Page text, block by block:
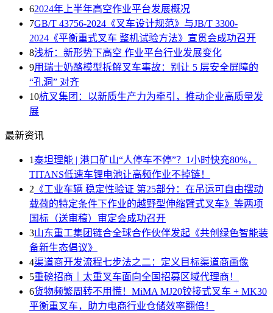
62024年上半年高空作业平台发展概况
7GB/T 43756-2024《叉车设计规范》与JB/T 3300-
2024《平衡重式叉车 整机试验方法》宣贯会成功召开
8浅析：新形势下高空 作业平台行业发展变化
9用瑞士奶酪模型拆解叉车事故：别让 5 层安全屏障的
“孔洞” 对齐
10杭叉集团：以新质生产力为牵引，推动企业高质量发
展
最新资讯
1泰坦理能 | 港口矿山“人停车不停”？1小时快充80%，
TITANS低速车锂电池让高频作业不掉链！
2 《工业车辆 稳定性验证 第25部分：在吊运可自由摆动
载荷的特定条件下作业的越野型伸缩臂式叉车》等两项
国标（送审稿）审定会成功召开
3山东重工集团链合全球合作伙伴发起《共创绿色智能装
备新生态倡议》
4渠道商开发流程七步法之二：定义目标渠道商画像
5重磅招商｜太重叉车面向全国招募区域代理商！
6货物频繁周转不用慌！MiMA MJ20铰接式叉车 + MK30
平衡重叉车，助力电商行业仓储效率翻倍！